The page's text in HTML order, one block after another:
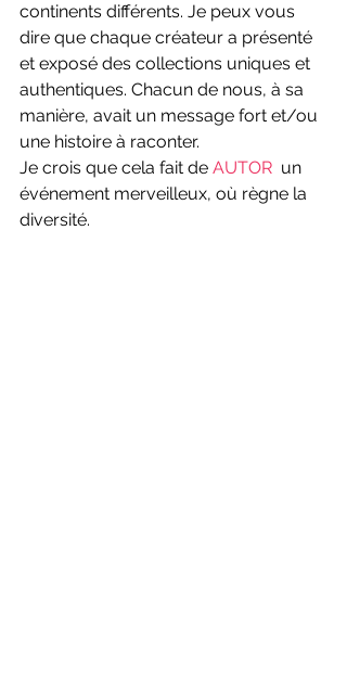
continents différents. Je peux vous
dire que chaque créateur a présenté
et exposé des collections uniques et
authentiques. Chacun de nous, à sa
manière, avait un message fort et/ou
une histoire à raconter.
Je crois que cela fait de AUTOR
  un
événement merveilleux, où règne la
diversité.